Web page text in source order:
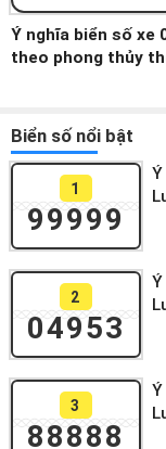
Ý nghĩa biển số xe
theo phong thủy
Biển số nổi bật
1
99999
2
04953
3
88888